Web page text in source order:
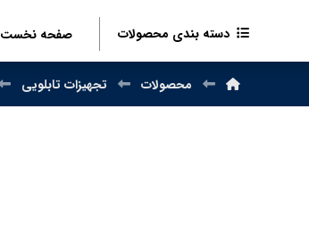
دسته بندی محصولات صفحه نخست
محصولات تجهیزات تابلویی